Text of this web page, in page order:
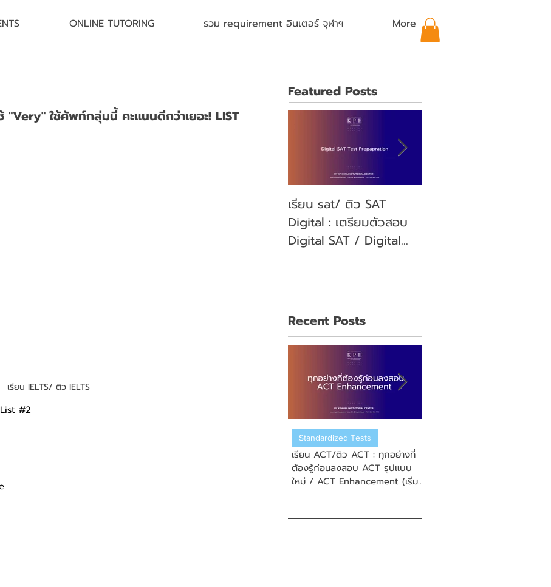
ONLINE TUTORING รวม requirement อินเตอร์ จุฬาฯ More
"Very" ใช้ศัพท์กลุ่มนี้ คะแนนดีกว่าเยอะ! LIST
เรียน IELTS/ ติว IELTS
#2
Featured Posts
เรียน sat/ ติว SAT
Digital : เตรียมตัวสอบ
Digital SAT / Digital
Recent Posts
เรียน ACT/ติว ACT : ทุกอย่างที่
ต้องรู้ก่อนลงสอบ ACT รูปแบบ
ใหม่ / ACT Enhancement (เริ่ม
Standardized Tests